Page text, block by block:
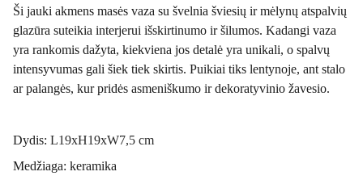
Ši jauki akmens masės vaza su švelnia šviesių ir mėlynų atspalvių
glazūra suteikia interjerui išskirtinumo ir šilumos. Kadangi vaza
yra rankomis dažyta, kiekviena jos detalė yra unikali, o spalvų
intensyvumas gali šiek tiek skirtis. Puikiai tiks lentynoje, ant stalo
ar palangės, kur pridės asmeniškumo ir dekoratyvinio žavesio.
Dydis: L19xH19xW7,5 cm
Medžiaga: keramika